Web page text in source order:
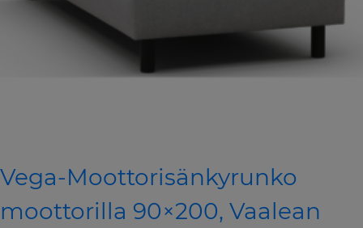
Vega-Moottorisänkyrunko
moottorilla 90×200, Vaalean